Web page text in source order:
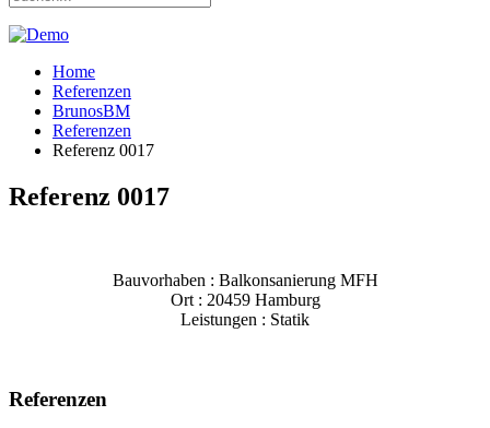
Home
Referenzen
BrunosBM
Referenzen
Referenz 0017
Referenz 0017
Bauvorhaben : Balkonsanierung MFH
Ort : 20459 Hamburg
Leistungen : Statik
Referenzen